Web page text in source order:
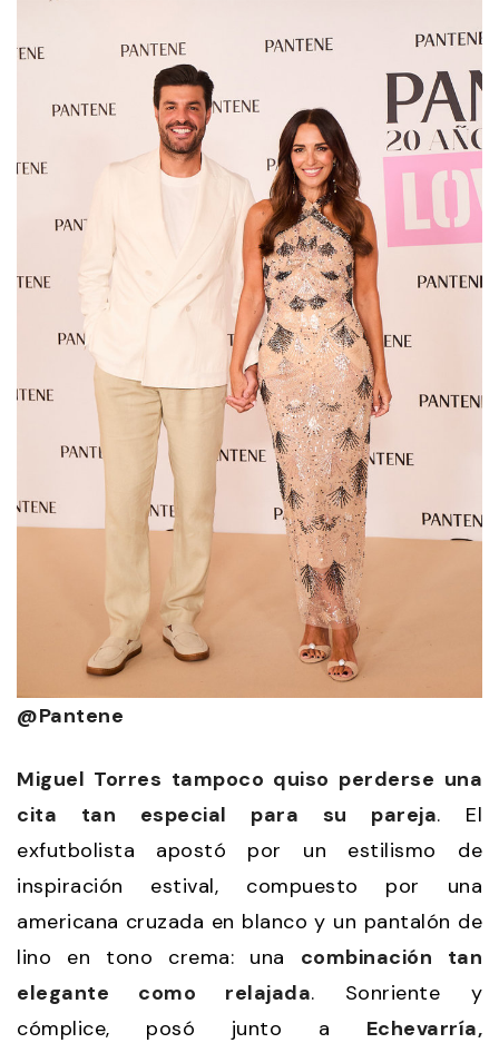
@Pantene
Miguel Torres tampoco quiso perderse una
cita tan especial para su pareja. El
exfutbolista apostó por un estilismo de
inspiración estival, compuesto por una
americana cruzada en blanco y un pantalón de
lino en tono crema: una combinación tan
elegante como relajada. Sonriente y
cómplice, posó junto a Echevarría,